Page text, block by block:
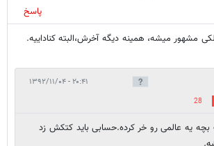
پاسخ
مشهور میشه، همینه دیگه آخرش،البته کناداییه.
۲۰:۴۱ - ۱۳۹۲/۱۱/۰۴
28
یه عالمی رو خر کرده.حسابی باید کتکش زد